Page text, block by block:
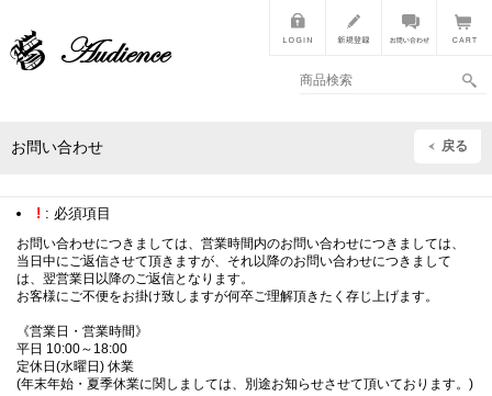
お問い合わせ 戻る
! : 必須項目
お問い合わせにつきましては、営業時間内のお問い合わせにつきましては、
当日中にご返信させて頂きますが、それ以降のお問い合わせにつきまして
は、翌営業日以降のご返信となります。
お客様にご不便をお掛け致しますが何卒ご理解頂きたく存じ上げます。
《営業日・営業時間》
平日 10:00～18:00
定休日(水曜日) 休業
(年末年始・夏季休業に関しましては、別途お知らせさせて頂いております。)